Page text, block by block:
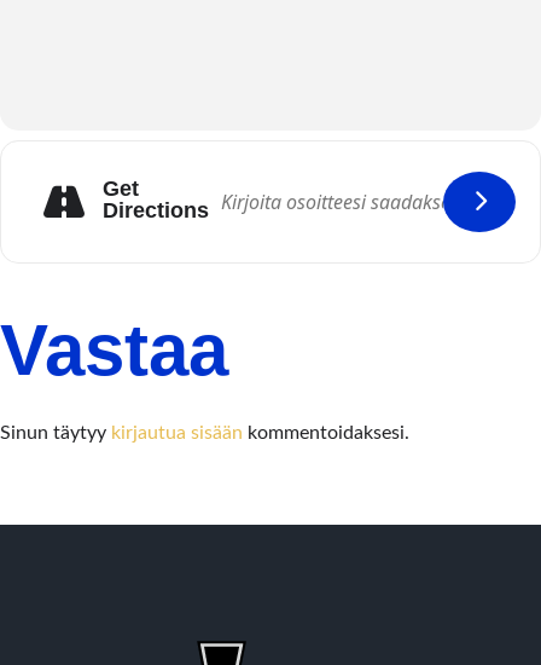
Get
Directions
Vastaa
Sinun täytyy kirjautua sisään kommentoidaksesi.